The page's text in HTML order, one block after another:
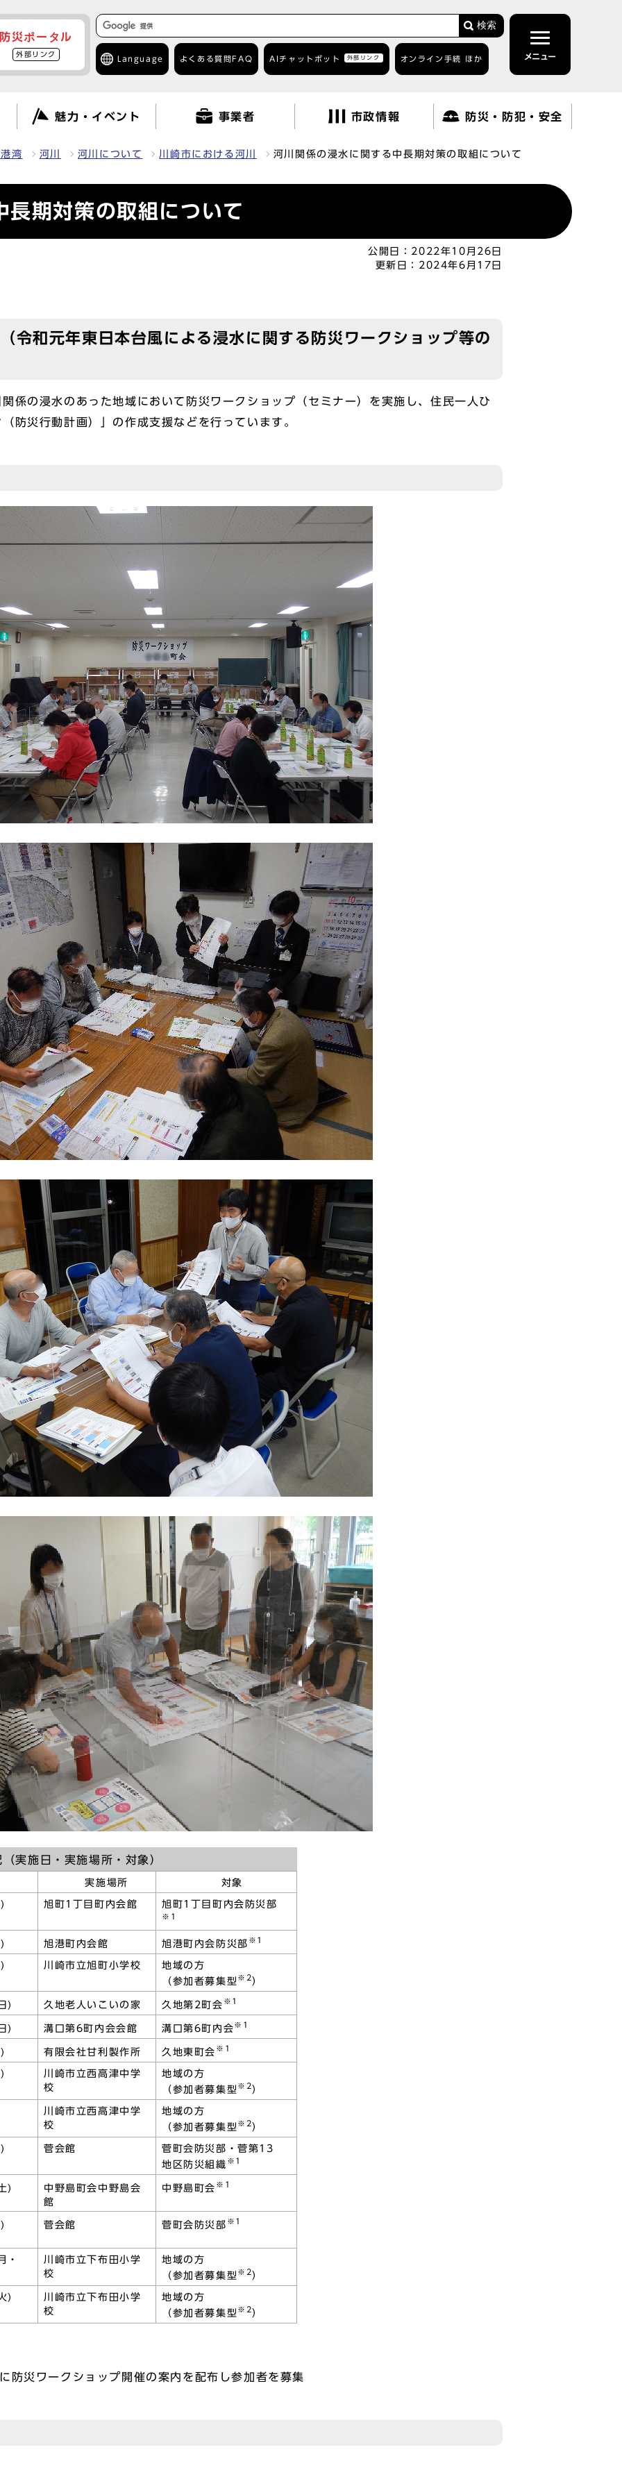
防災ポータル
外部リンク
検索
Language よくある質問 FAQ AIチャットボット 外部リンク オンライン手続 ほか メニュー
魅力・イベント 事業者 市政情報 防災・防犯・安全
湾 河川 河川について 川崎市における河川 河川関係の浸水に関する中長期対策の取組について
長期対策の取組について
公開日： 2022年10月26日
更新日： 2024年6月17日
令和元年東日本台風による浸水に関する防災ワークショップ等の
の浸水のあった地域において防災ワークショップ（セミナー）を実施し、住民一人ひ
防災行動計画）」の作成支援などを行っています。
実施日・実施場所・対象）
実施場所 対象
日) 旭町1丁目町内会館 旭町1丁目町内会防災部
※1
火) 旭港町内会館 旭港町内会防災部 ※1
川崎市立旭町小学校
地域の方
（参加者募集型 ※2）
) 久地老人いこいの家 久地第2町会 ※1
) 溝口第6町内会会館 溝口第6町内会※1
有限会社甘利製作所 久地東町会 ※1
川崎市立西高津中学
校
地域の方
（参加者募集型 ※2）
川崎市立西高津中学
校
地域の方
（参加者募集型 ※2）
菅会館
菅町会防災部・菅第13
地区防災組織 ※1
)
中野島町会中野島会
館
中野島町会 ※1
菅会館 菅町会防災部 ※1
・
川崎市立下布田小学
校
地域の方
（参加者募集型 ※2）
)
川崎市立下布田小学
校
地域の方
（参加者募集型 ※2）
クショップ開催の案内を配布し参加者を募集